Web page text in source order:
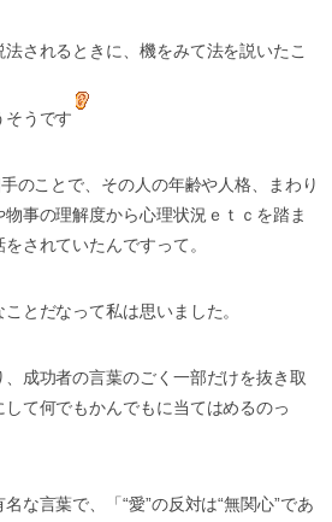
されるときに、機をみて法を説いたこ
そうです
のことで、その人の年齢や人格、まわり
事の理解度から心理状況ｅｔｃを踏ま
されていたんですって。
とだなって私は思いました。
成功者の言葉のごく一部だけを抜き取
て何でもかんでもに当てはめるのっ
な言葉で、「“愛”の反対は“無関心”であ